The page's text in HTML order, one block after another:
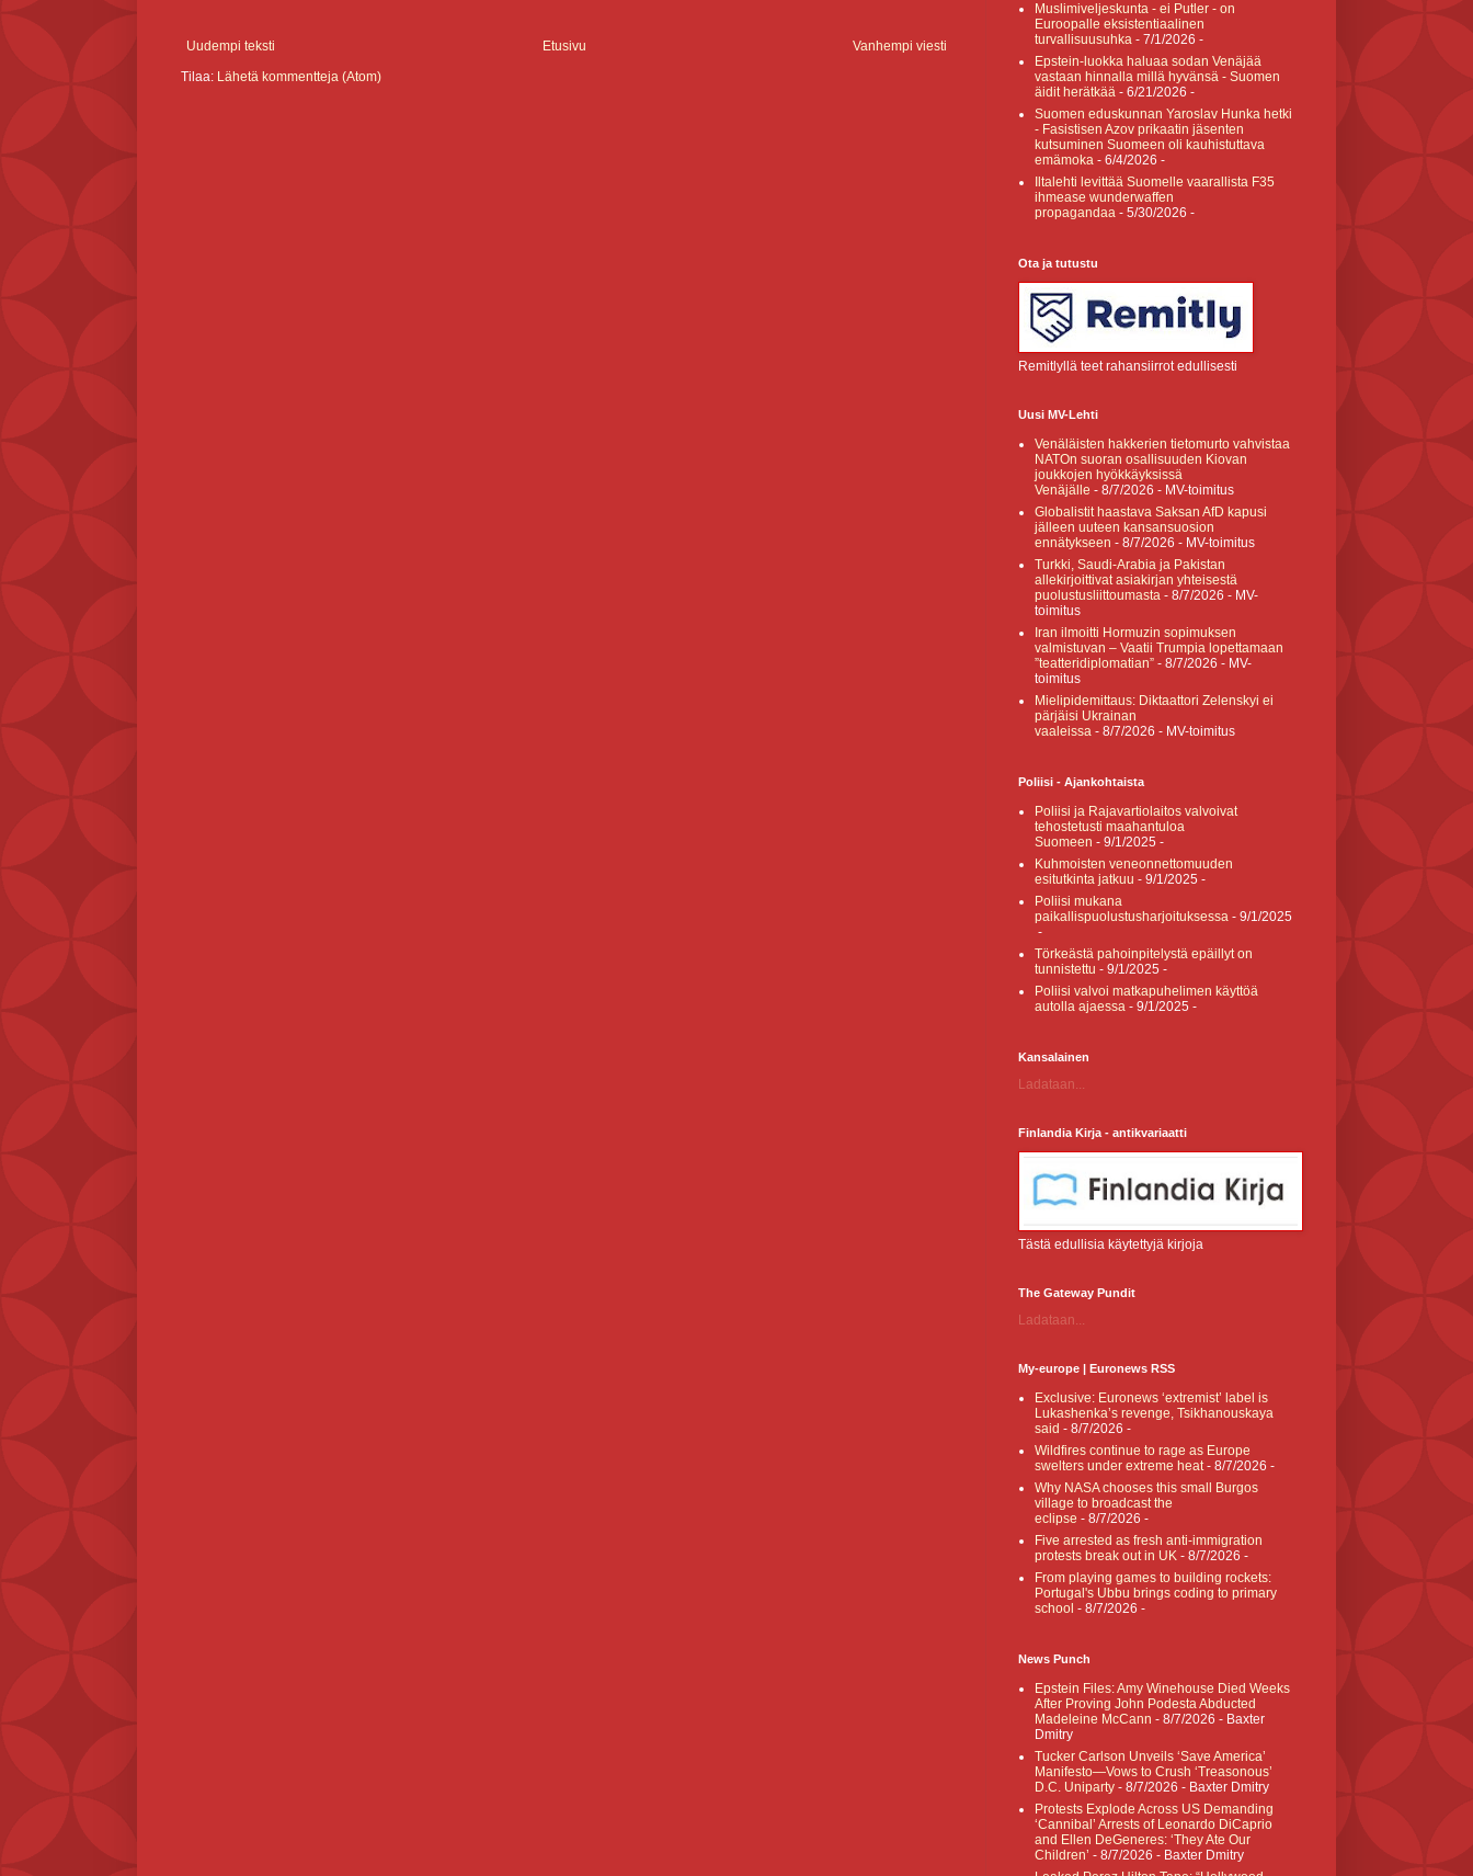
Uudempi teksti Vanhempi viesti
Etusivu
Tilaa: Lähetä kommentteja (Atom)
Muslimiveljeskunta - ei Putler - on
Euroopalle eksistentiaalinen
turvallisuusuhka - 7/1/2026 -
Epstein-luokka haluaa sodan Venäjää
vastaan hinnalla millä hyvänsä - Suomen
äidit herätkää - 6/21/2026 -
Suomen eduskunnan Yaroslav Hunka hetki
- Fasistisen Azov prikaatin jäsenten
kutsuminen Suomeen oli kauhistuttava
emämoka - 6/4/2026 -
Iltalehti levittää Suomelle vaarallista F35
ihmease wunderwaffen
propagandaa - 5/30/2026 -
Ota ja tutustu
Remitlyllä teet rahansiirrot edullisesti
Uusi MV-Lehti
Venäläisten hakkerien tietomurto vahvistaa
NATOn suoran osallisuuden Kiovan
joukkojen hyökkäyksissä
Venäjälle - 8/7/2026 - MV-toimitus
Globalistit haastava Saksan AfD kapusi
jälleen uuteen kansansuosion
ennätykseen - 8/7/2026 - MV-toimitus
Turkki, Saudi-Arabia ja Pakistan
allekirjoittivat asiakirjan yhteisestä
puolustusliittoumasta - 8/7/2026 - MV-
toimitus
Iran ilmoitti Hormuzin sopimuksen
valmistuvan – Vaatii Trumpia lopettamaan
”teatteridiplomatian” - 8/7/2026 - MV-
toimitus
Mielipidemittaus: Diktaattori Zelenskyi ei
pärjäisi Ukrainan
vaaleissa - 8/7/2026 - MV-toimitus
Poliisi - Ajankohtaista
Poliisi ja Rajavartiolaitos valvoivat
tehostetusti maahantuloa
Suomeen - 9/1/2025 -
Kuhmoisten veneonnettomuuden
esitutkinta jatkuu - 9/1/2025 -
Poliisi mukana
paikallispuolustusharjoituksessa - 9/1/2025
-
Törkeästä pahoinpitelystä epäillyt on
tunnistettu - 9/1/2025 -
Poliisi valvoi matkapuhelimen käyttöä
autolla ajaessa - 9/1/2025 -
Kansalainen
Ladataan...
Finlandia Kirja - antikvariaatti
Tästä edullisia käytettyjä kirjoja
The Gateway Pundit
Ladataan...
My-europe | Euronews RSS
Exclusive: Euronews ‘extremist’ label is
Lukashenka’s revenge, Tsikhanouskaya
said - 8/7/2026 -
Wildfires continue to rage as Europe
swelters under extreme heat- 8/7/2026 -
Why NASA chooses this small Burgos
village to broadcast the
eclipse - 8/7/2026 -
Five arrested as fresh anti-immigration
protests break out in UK - 8/7/2026 -
From playing games to building rockets:
Portugal's Ubbu brings coding to primary
school - 8/7/2026 -
News Punch
Epstein Files: Amy Winehouse Died Weeks
After Proving John Podesta Abducted
Madeleine McCann - 8/7/2026 - Baxter
Dmitry
Tucker Carlson Unveils ‘Save America’
Manifesto—Vows to Crush ‘Treasonous’
D.C. Uniparty - 8/7/2026 - Baxter Dmitry
Protests Explode Across US Demanding
‘Cannibal’ Arrests of Leonardo DiCaprio
and Ellen DeGeneres: ‘They Ate Our
Children’ - 8/7/2026 - Baxter Dmitry